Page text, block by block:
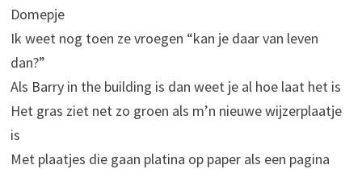
Domepje
Ik weet nog toen ze vroegen “kan je daar van leven
dan?”
Als Barry in the building is dan weet je al hoe laat het is
Het gras ziet net zo groen als m’n nieuwe wijzerplaatje
is
Met plaatjes die gaan platina op paper als een pagina